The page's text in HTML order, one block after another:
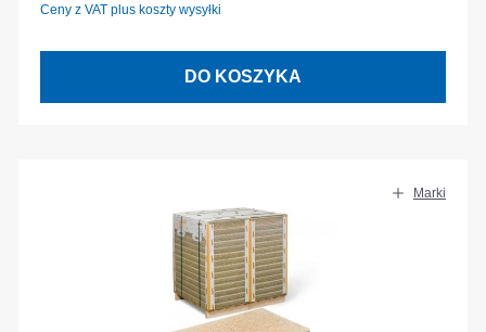
Ceny z VAT plus koszty wysyłki
DO KOSZYKA
Marki